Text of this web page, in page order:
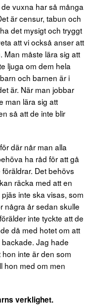
vuxna har så många
är censur, tabun och
det mysigt och tryggt
att vi också anser att
Man måste lära sig att
ljuga om dem hela
och barnen är i
är. När man jobbar
man lära sig att
så att de inte blir
där når man alla
ha råd för att gå
Det behövs
räcka med att en
inte ska visas, som
några år sedan skulle
inte tyckte att de
då med hotet om att
Jag hade
inte är den som
hon med om men
verklighet.